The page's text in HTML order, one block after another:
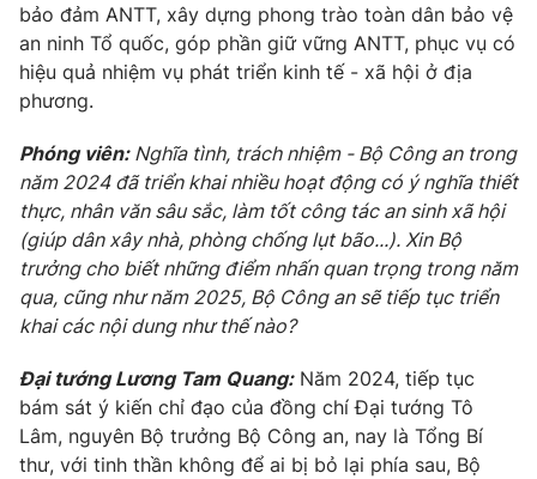
bảo đảm ANTT, xây dựng phong trào toàn dân bảo vệ
an ninh Tổ quốc, góp phần giữ vững ANTT, phục vụ có
hiệu quả nhiệm vụ phát triển kinh tế - xã hội ở địa
phương.
Phóng viên: Nghĩa tình, trách nhiệm - Bộ Công an trong
năm 2024 đã triển khai nhiều hoạt động có ý nghĩa thiết
thực, nhân văn sâu sắc, làm tốt công tác an sinh xã hội
(giúp dân xây nhà, phòng chống lụt bão...). Xin Bộ
trưởng cho biết những điểm nhấn quan trọng trong năm
qua, cũng như năm 2025, Bộ Công an sẽ tiếp tục triển
khai các nội dung như thế nào?
Đại tướng Lương Tam Quang:Năm 2024, tiếp tục
bám sát ý kiến chỉ đạo của đồng chí Đại tướng Tô
Lâm, nguyên Bộ trưởng Bộ Công an, nay là Tổng Bí
thư, với tinh thần không để ai bị bỏ lại phía sau, Bộ